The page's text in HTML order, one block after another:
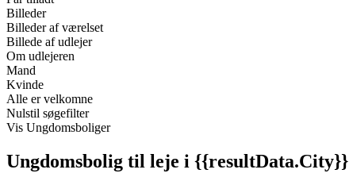
Billeder
Billeder af værelset
Billede af udlejer
Om udlejeren
Mand
Kvinde
Alle er velkomne
Nulstil søgefilter
Vis Ungdomsboliger
Ungdomsbolig til leje i {{resultData.City}}